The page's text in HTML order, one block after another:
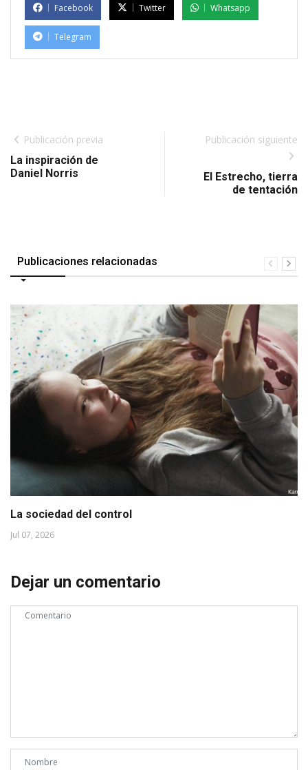
Facebook Twitter Whatsapp
Telegram
Publicación previa
La inspiración de
Daniel Norris
Publicación siguiente
El Estrecho, tierra
de tentación
Publicaciones relacionadas
La sociedad del control
Jul 07, 2026
Dejar un comentario